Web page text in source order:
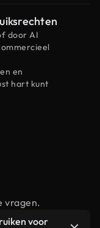
door AI
en
hart kunt
vragen.
voor